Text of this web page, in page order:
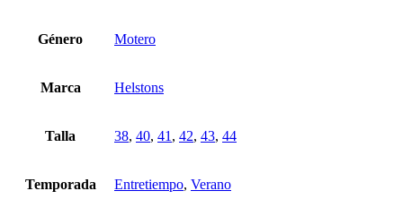
Género Motero
Marca Helstons
Talla 38, 40, 41 , 42, 43, 44
Temporada Entretiempo, Verano